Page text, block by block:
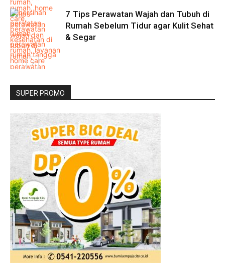
7 Tips Perawatan Wajah dan Tubuh di
Rumah Sebelum Tidur agar Kulit Sehat
& Segar
SUPER PROMO